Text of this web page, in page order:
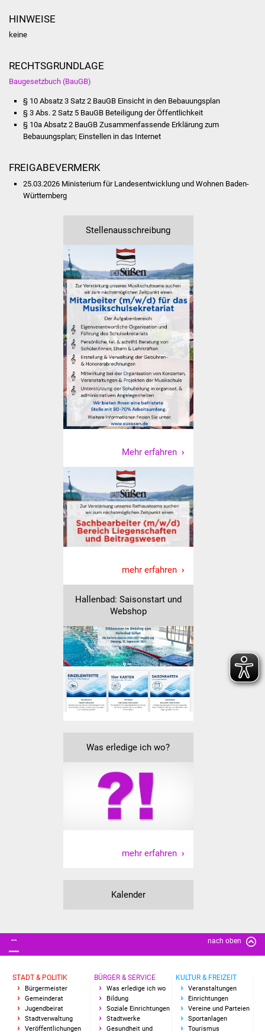
Fachteam Jugend
Stadtwerke
Gesundheit und Notfall
Ärzte und Apotheken
Pflege von Angehörigen
Hitzewarnung / UV-
ÖPNV
Bürgerbus (MOBS)
Abfall und Entsorgung
Kultur & Freizeit
Veranstaltungen
Stadtfest
Hallenbad
Stadtbücherei
Stadtarchiv
Zehntscheuer
Vereine und Parteien
Selbsteintrag Vereine
Tourismus
Schwäbischer Albtrauf
Industriekultur
Lebenslagen
HINWEISE
keine
RECHTSGRUNDLAGE
Baugesetzbuch (BauGB)
§ 10 Absatz 3 Satz 2 BauGB Einsicht in den Bebauungsplan
§ 3 Abs. 2 Satz 5 BauGB Beteiligung der Öffentlichkeit
§ 10a Absatz 2 BauGB Zusammenfassende Erklärung zum
Bebauungsplan; Einstellen in das Internet
FREIGABEVERMERK
25.03.2026 Ministerium für Landesentwicklung und Wohnen Baden-
Württemberg
Stellenausschreibung
Mehr erfahren
mehr erfahren
Hallenbad: Saisonstart und
Webshop
Was erledige ich wo?
mehr erfahren
Kalender
nach oben
STADT & POLITIK
Bürgermeister
Gemeinderat
Jugendbeirat
Stadtverwaltung
Veröffentlichungen
BÜRGER & SERVICE
Was erledige ich wo
Bildung
Soziale Einrichtungen
Stadtwerke
Gesundheit und
KULTUR & FREIZEIT
Veranstaltungen
Einrichtungen
Vereine und Parteien
Sportanlagen
Tourismus